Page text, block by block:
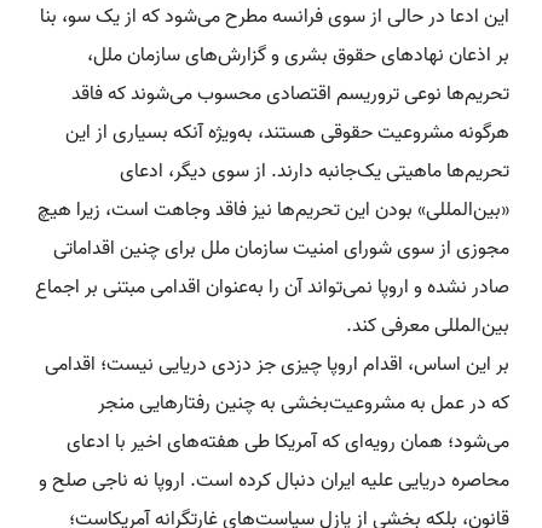
این ادعا در حالی از سوی فرانسه مطرح می‌شود که از یک سو، بنا
بر اذعان نهادهای حقوق بشری و گزارش‌های سازمان ملل،
تحریم‌ها نوعی تروریسم اقتصادی محسوب می‌شوند که فاقد
هرگونه مشروعیت حقوقی هستند، به‌ویژه آنکه بسیاری از این
تحریم‌ها ماهیتی یک‌جانبه دارند. از سوی دیگر، ادعای
«بین‌المللی» بودن این تحریم‌ها نیز فاقد وجاهت است، زیرا هیچ
مجوزی از سوی شورای امنیت سازمان ملل برای چنین اقداماتی
صادر نشده و اروپا نمی‌تواند آن را به‌عنوان اقدامی مبتنی بر اجماع
بین‌المللی معرفی کند.
بر این اساس، اقدام اروپا چیزی جز دزدی دریایی نیست؛ اقدامی
که در عمل به مشروعیت‌بخشی به چنین رفتارهایی منجر
می‌شود؛ همان رویه‌ای که آمریکا طی هفته‌های اخیر با ادعای
محاصره دریایی علیه ایران دنبال کرده است. اروپا نه ناجی صلح و
قانون، بلکه بخشی از پازل سیاست‌های غارتگرانه آمریکاست؛